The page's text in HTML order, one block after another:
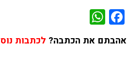
Facebook
אהבתם את הכתבה? לכתבות